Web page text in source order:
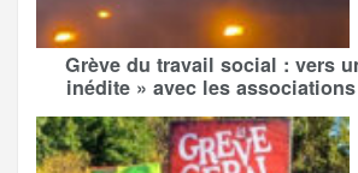
Grève du travail social : vers
inédite » avec les associations